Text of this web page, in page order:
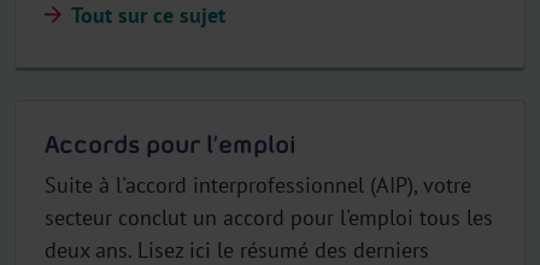
Tout sur ce sujet
Accords pour l’emploi
Suite à l'accord interprofessionnel (AIP), votre
secteur conclut un accord pour l'emploi tous les
deux ans. Lisez ici le résumé des derniers